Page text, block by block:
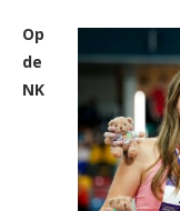
Op
de
NK